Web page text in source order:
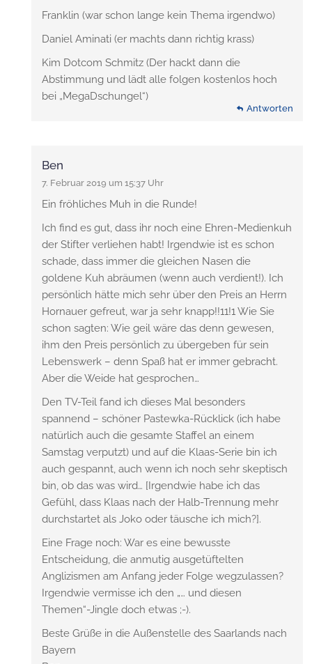
Franklin (war schon lange kein Thema irgendwo)
Daniel Aminati (er machts dann richtig krass)
Kim Dotcom Schmitz (Der hackt dann die
Abstimmung und lädt alle folgen kostenlos hoch
bei „MegaDschungel“)
Antworten
Ben
7. Februar 2019 um 15:37 Uhr
Ein fröhliches Muh in die Runde!
Ich find es gut, dass ihr noch eine Ehren-Medienkuh
der Stifter verliehen habt! Irgendwie ist es schon
schade, dass immer die gleichen Nasen die
goldene Kuh abräumen (wenn auch verdient!). Ich
persönlich hätte mich sehr über den Preis an Herrn
Hornauer gefreut, war ja sehr knapp!!11!1 Wie Sie
schon sagten: Wie geil wäre das denn gewesen,
ihm den Preis persönlich zu übergeben für sein
Lebenswerk – denn Spaß hat er immer gebracht.
Aber die Weide hat gesprochen…
Den TV-Teil fand ich dieses Mal besonders
spannend – schöner Pastewka-Rücklick (ich habe
natürlich auch die gesamte Staffel an einem
Samstag verputzt) und auf die Klaas-Serie bin ich
auch gespannt, auch wenn ich noch sehr skeptisch
bin, ob das was wird… [Irgendwie habe ich das
Gefühl, dass Klaas nach der Halb-Trennung mehr
durchstartet als Joko oder täusche ich mich?].
Eine Frage noch: War es eine bewusste
Entscheidung, die anmutig ausgetüftelten
Anglizismen am Anfang jeder Folge wegzulassen?
Irgendwie vermisse ich den „… und diesen
Themen“-Jingle doch etwas ;-).
Beste Grüße in die Außenstelle des Saarlands nach
Bayern